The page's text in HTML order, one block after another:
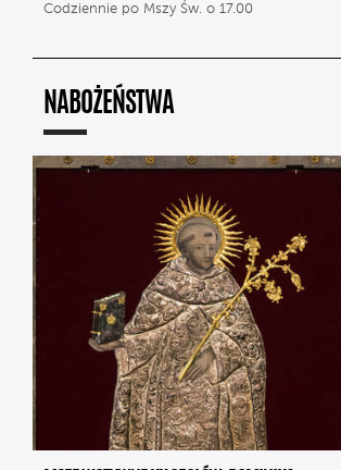
Codziennie po Mszy Św. o 17.00
NABOŻEŃSTWA